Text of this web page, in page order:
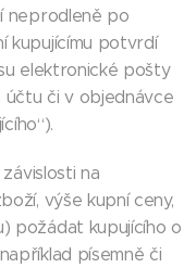
neprodleně po
kupujícímu potvrdí
elektronické pošty
účtu či v objednávce
na
výše kupní ceny,
požádat kupujícího o
písemně či